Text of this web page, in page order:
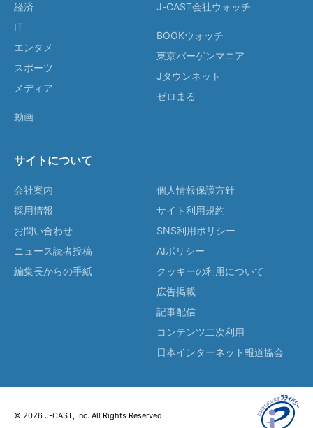
経済
IT
エンタメ
スポーツ
メディア
動画
J-CAST会社ウォッチ
BOOKウォッチ
東京バーゲンマニア
Jタウンネット
ゼロまる
サイトについて
会社案内
採用情報
お問い合わせ
ニュース読者投稿
編集長からの手紙
個人情報保護方針
サイト利用規約
SNS利用ポリシー
AIポリシー
クッキーの利用について
広告掲載
記事配信
コンテンツ二次利用
日本インターネット報道協会
© 2026 J-CAST, Inc. All Rights Reserved.